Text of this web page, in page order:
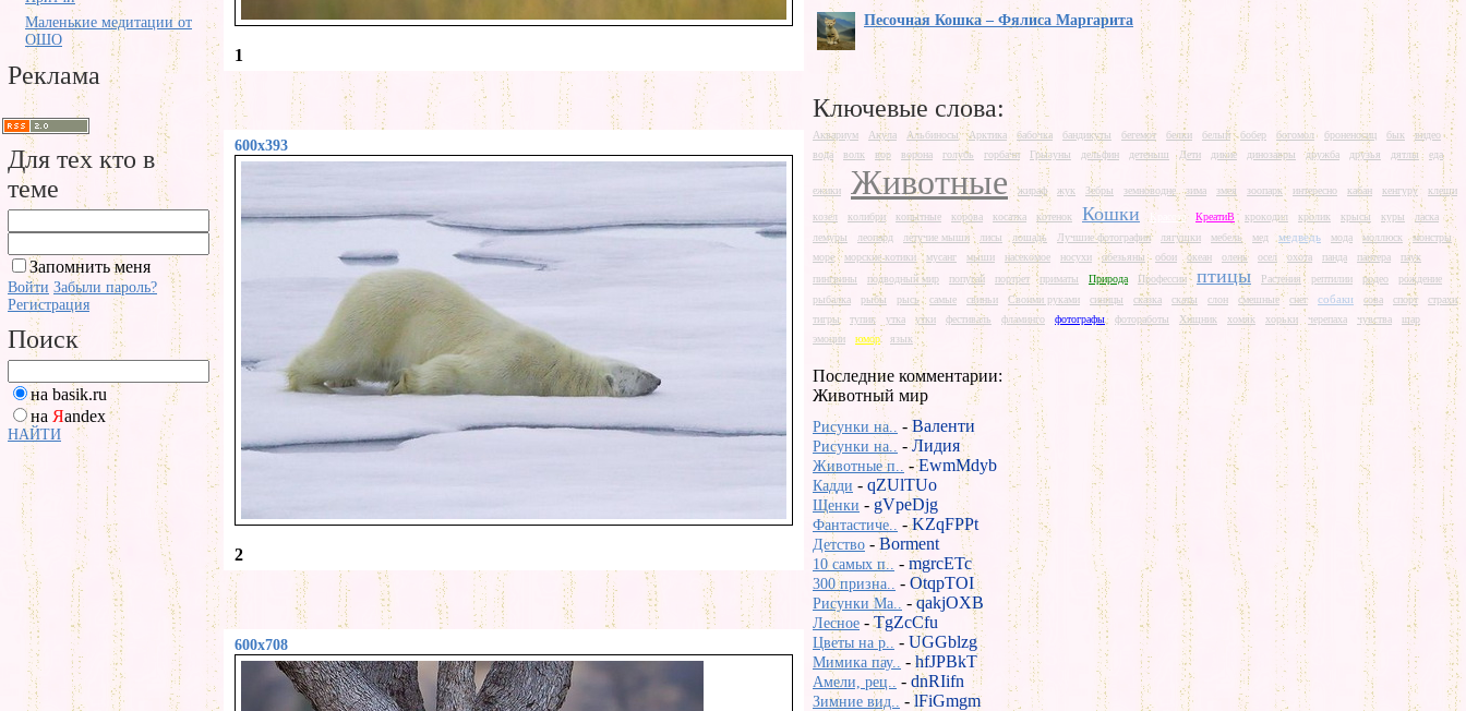
Маленькие медитации от
ОШО
Реклама
Для тех кто в
теме
Запомнить меня
Войти Забыли пароль?
Регистрация
Поиск
на basik.ru
на Яandex
НАЙТИ
1
600x393
2
600x708
Песочная Кошка – Фялиса Маргарита
Ключевые слова:
Аквариум Акула Альбиносы Арктика бабочка бандикуты бегемот белки белый бобер богомол броненосиц бык
видео
вода
волк вор ворона голубь горбачи Грызуны дельфин детеныш Дети дикие динозавры дружба друзья дятлы еда
ежики Животные жираф жук Зебры земноводне зима змея зоопарк интересно кабан кенгуру клещи
козел колибри копытные корова косатка котенок Кошки Красота КреатиВ крокодил кролик крысы куры
ласка
лемуры
леопард летучие мыши лисы лошадь Лучшие фотографии лягушки мебель мед медведь мода моллюск
монстры
море
морские котики мусанг мыши насекомое носухи обезьяны обои океан олень осел охота панда пантера
паук
пингвины
подводный мир попугай портрет приматы Природа Профессии птицы Растения рептилии родео
рождение
рыбалка
рыбы рысь самые свиньи Своими руками синицы сказка скаты слон смешные снег собаки сова спорт
страхи
тигры
тупик утка утки фестиваль фламинго фотографы фотоработы Хищник хомяк хорьки черепаха чувства
шар
эмоции
юмор язык
Последние комментарии:
Животный мир
Рисунки на.. -Валенти
Рисунки на.. -Лидия
Животные п.. -EwmMdyb
Кадди - qZUlTUo
Щенки - gVpeDjg
Фантастиче.. -KZqFPPt
Детство - Borment
10 самых п.. - mgrcETc
300 призна.. - OtqpTOI
Рисунки Ma.. -qakjOXB
Лесное -TgZcCfu
Цветы на р.. - UGGblzg
Мимика пау.. -hfJPBkT
Амели, рец.. - dnRIifn
Зимние вид.. -lFiGmgm